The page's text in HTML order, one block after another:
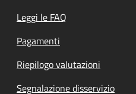
Leggi le FAQ
Pagamenti
Riepilogo valutazioni
Segnalazione disservizio